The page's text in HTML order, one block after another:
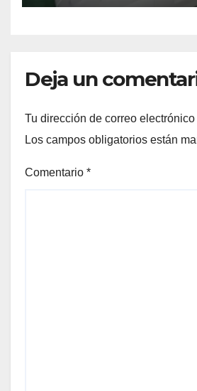
Deja un
Tu dirección de correo
Los campos obligatorios están
Comentario *